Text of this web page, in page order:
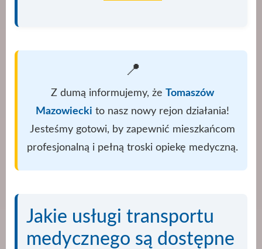
📍
Z dumą informujemy, że Tomaszów
Mazowiecki to nasz nowy rejon działania!
Jesteśmy gotowi, by zapewnić mieszkańcom
profesjonalną i pełną troski opiekę medyczną.
Jakie usługi transportu
medycznego są dostępne